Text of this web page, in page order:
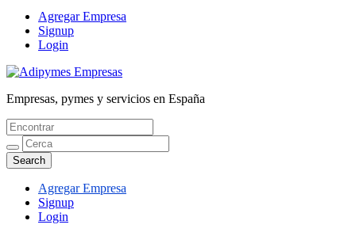
Agregar Empresa
Signup
Login
Adipymes Empresas
Empresas, pymes y servicios en España
Agregar Empresa
Signup
Login